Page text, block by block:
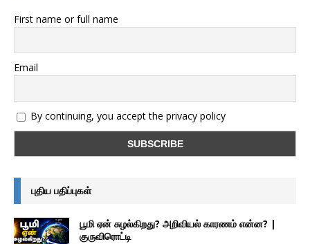
First name or full name
Email
By continuing, you accept the privacy policy
புதிய பதிப்புகள்
பூமி ஏன் சுழல்கிறது? அறிவியல் காரணம் என்ன? |
குருவிரொட்டி